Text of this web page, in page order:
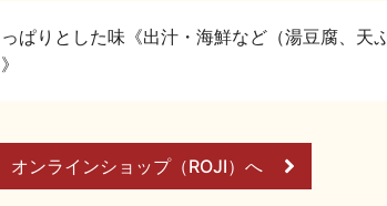
ぱりとした味《出汁・海鮮など（湯豆腐、天
オンラインショップ（ROJI）へ